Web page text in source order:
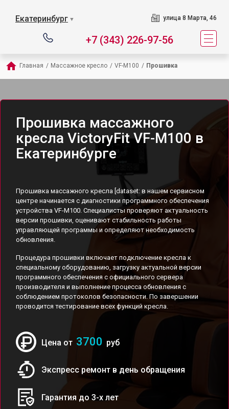
Екатеринбург ▼ улица 8 Марта, 46
+7 (343) 226-97-56
Главная / Массажное кресло / VF-M100 / Прошивка
Прошивка массажного
кресла VictoryFit VF-M100 в
Екатеринбурге
Прошивка массажного кресла [dataset: в нашем сервисном
центре начинается с диагностики программного обеспечения
устройства VF-M100. Специалисты проверяют актуальность
версии прошивки, оценивают стабильность работы
управляющей программы и определяют необходимость
обновления.
Процедура прошивки включает подключение кресла к
специальному оборудованию, загрузку актуальной версии
программного обеспечения с официального сервера
производителя и выполнение процесса обновления с
соблюдением протоколов безопасности. По завершении
проводится тестирование всех функций кресла.
Цена от 3700 руб
Экспресс ремонт в день обращения
Гарантия до 3-х лет